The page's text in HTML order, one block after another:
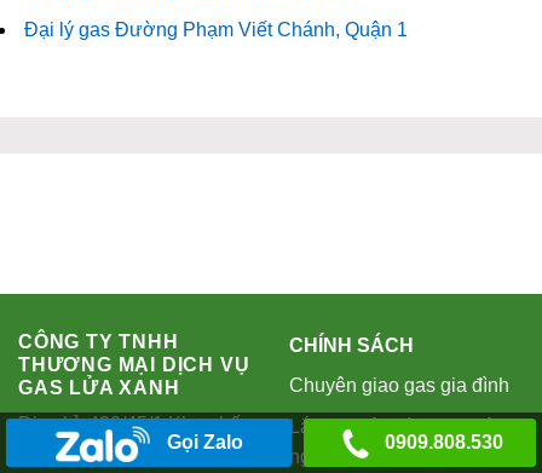
Đại lý gas Đường Phạm Viết Chánh, Quận 1
CÔNG TY TNHH
THƯƠNG MẠI DỊCH VỤ
GAS LỬA XANH
Địa chỉ: 430/45/1 Khu phố
2, Đường Lê Thị Riêng,
CHÍNH SÁCH
Chuyên giao gas gia đình
Lắp đặt hệ thống gas công
nghiệp
Gọi Zalo 0909.808.530